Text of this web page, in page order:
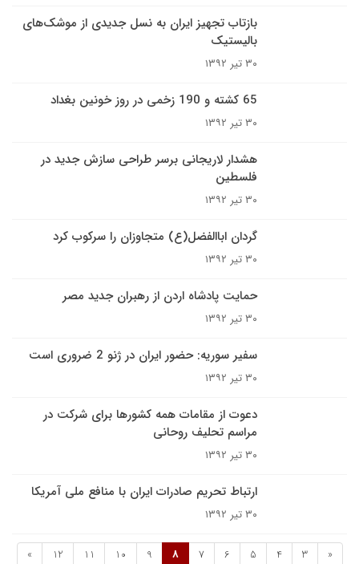
بازتاب تجهیز ایران به نسل جدیدی از موشک‌های
بالیستیک
۳۰ تیر ۱۳۹۲
65 کشته و 190 زخمی در روز خونین بغداد
۳۰ تیر ۱۳۹۲
هشدار لاریجانی برسر طراحی سازش جدید در
فلسطین
۳۰ تیر ۱۳۹۲
گردان اباالفضل(ع) متجاوزان را سرکوب کرد
۳۰ تیر ۱۳۹۲
حمایت پادشاه اردن از رهبران جدید مصر
۳۰ تیر ۱۳۹۲
سفیر سوریه: حضور ایران در ژنو 2 ضروری است
۳۰ تیر ۱۳۹۲
دعوت از مقامات همه کشورها برای شرکت در
مراسم تحلیف روحانی
۳۰ تیر ۱۳۹۲
ارتباط تحریم صادرات ایران با منافع ملی آمریکا
۳۰ تیر ۱۳۹۲
«
3
4
5
6
7
8
9
10
11
12
»